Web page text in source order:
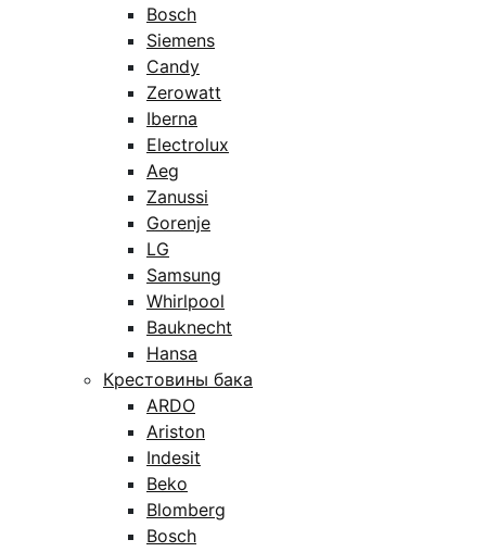
Bosch
Siemens
Candy
Zerowatt
Iberna
Electrolux
Aeg
Zanussi
Gorenje
LG
Samsung
Whirlpool
Bauknecht
Hansa
Крестовины бака
ARDO
Ariston
Indesit
Beko
Blomberg
Bosch